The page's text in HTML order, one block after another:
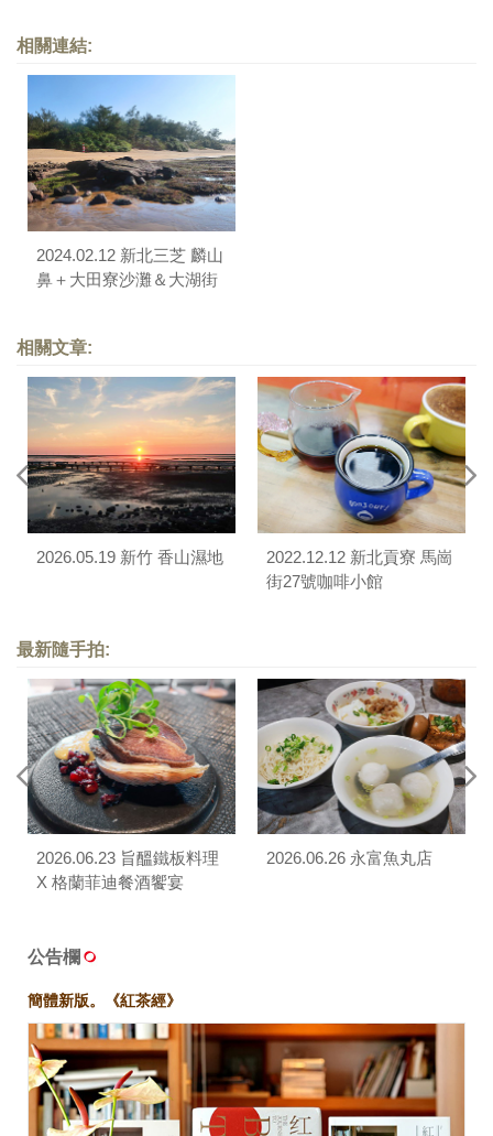
相關連結:
2024.02.12 新北三芝 麟山
鼻＋大田寮沙灘＆大湖街
相關文章:
2026.05.19 新竹 香山濕地
2022.12.12 新北貢寮 馬崗
街27號咖啡小館
最新隨手拍:
2026.06.23 旨醞鐵板料理
X 格蘭菲迪餐酒饗宴
2026.06.26 永富魚丸店
公告欄
簡體新版。《紅茶經》